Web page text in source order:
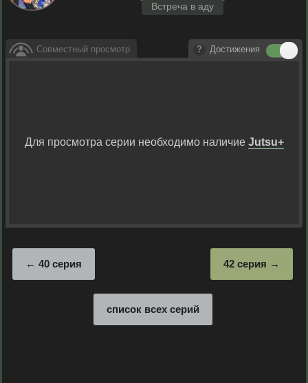
Встреча в аду
Совместный просмотр Достижения
Для просмотра серии необходимо наличие Jutsu+
42 серия
40 серия
список всех серий